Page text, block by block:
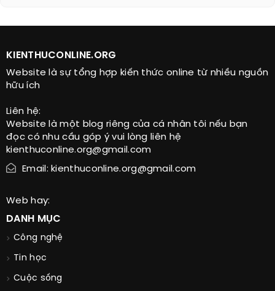
KIENTHUCONLINE.ORG
Website là sự tổng hợp kiến thức online từ nhiều nguồn
hữu ích
Liên hệ:
Website là một blog riêng của cá nhân tôi nếu bạn
đọc có nhu cầu góp ý vui lòng liên hệ
kienthuconline.org@gmail.com
Email: kienthuconline.org@gmail.com
Web hay:
DANH MỤC
Công nghệ
Tin học
Cuộc sống